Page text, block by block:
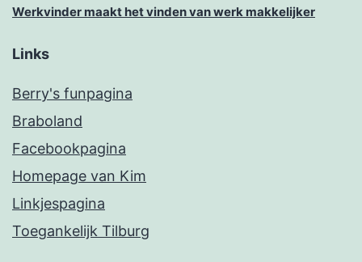
Werkvinder maakt het vinden van werk makkelijker
Links
Berry's funpagina
Braboland
Facebookpagina
Homepage van Kim
Linkjespagina
Toegankelijk Tilburg